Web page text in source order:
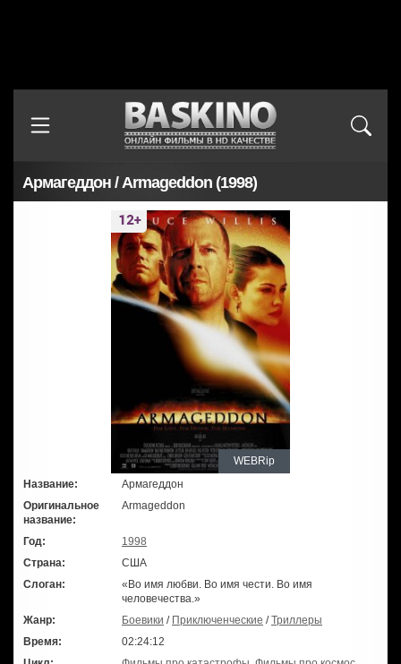
Армагеддон / Armageddon (1998)
WEBRip
Название:
Армагеддон
Оригинальное
название:
Armageddon
Год:
1998
Страна:
США
Слоган:
«Во имя любви. Во имя чести. Во имя
человечества.»
Жанр:
Боевики / Приключенческие /Триллеры
Время:
02:24:12